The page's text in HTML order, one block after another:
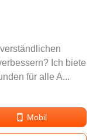
Ich biete
für alle A...
Mobil